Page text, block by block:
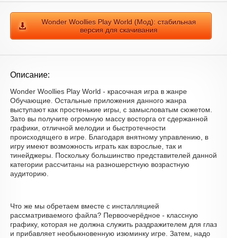
Wonder Woollies Play World (Мод): стабильная
версия для скачивания
Описание:
Wonder Woollies Play World - красочная игра в жанре
Обучающие. Остальные приложения данного жанра
выступают как простенькие игры, с замысловатым сюжетом.
Зато вы получите огромную массу восторга от сдержанной
графики, отличной мелодии и быстротечности
происходящего в игре. Благодаря внятному управлению, в
игру имеют возможность играть как взрослые, так и
тинейджеры. Поскольку большинство представителей данной
категории рассчитаны на разношерстную возрастную
аудиторию.
Что же мы обретаем вместе с инсталляцией
рассматриваемого файла? Первоочерёдное - классную
графику, которая не должна служить раздражителем для глаз
и прибавляет необыкновенную изюминку игре. Затем, надо